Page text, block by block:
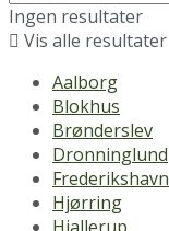
Ingen resultater
Vis alle resultater
Aalborg
Blokhus
Brønderslev
Dronninglund
Frederikshavn
Hjørring